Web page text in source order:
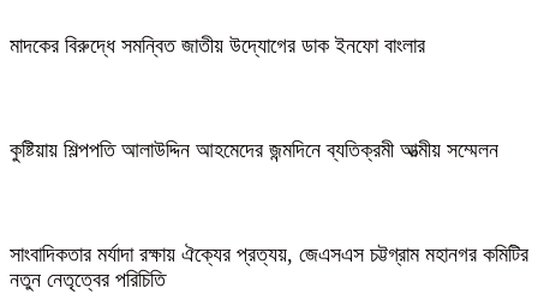
মাদকের বিরুদ্ধে সমন্বিত জাতীয় উদ্যোগের ডাক ইনফো বাংলার
কুষ্টিয়ায় শিল্পপতি আলাউদ্দিন আহমেদের জন্মদিনে ব্যতিক্রমী আত্মীয় সম্মেলন
সাংবাদিকতার মর্যাদা রক্ষায় ঐক্যের প্রত্যয়, জেএসএস চট্টগ্রাম মহানগর কমিটির
নতুন নেতৃত্বের পরিচিতি